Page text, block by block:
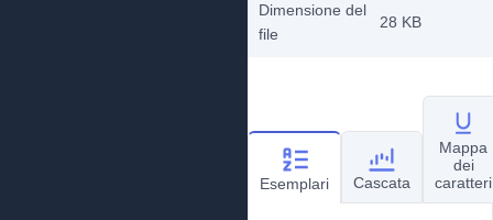
Dimensione del
file
28 KB
Esemplari Cascata
Mappa
dei
caratteri